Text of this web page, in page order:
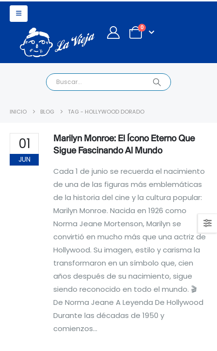
0
INICIO BLOG TAG - HOLLYWOOD DORADO
01
JUN
Marilyn Monroe: El Ícono Eterno Que
Sigue Fascinando Al Mundo
Cada 1 de junio se recuerda el nacimiento
de una de las figuras más emblemáticas
de la historia del cine y la cultura popular:
Marilyn Monroe. Nacida en 1926 como
Norma Jeane Mortenson, Marilyn se
convirtió en mucho más que una actriz de
Hollywood. Su imagen, estilo y carisma la
transformaron en un símbolo que, cien
años después de su nacimiento, sigue
siendo reconocido en todo el mundo. 🎬
De Norma Jeane A Leyenda De Hollywood
Durante las décadas de 1950 y
comienzos...